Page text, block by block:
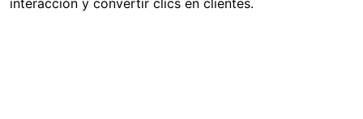
interacción y convertir clics en clientes.